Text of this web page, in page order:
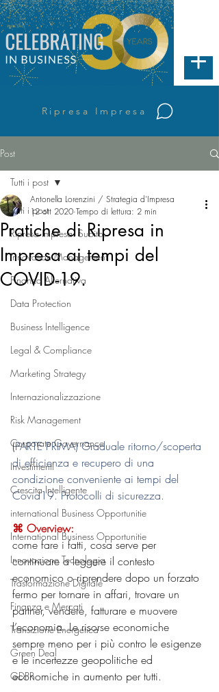
Ripresa Impresa
Post
Tutti i post
Ripresa Impresa. Subito.
Innovation Management
Finanza Alternativa
Data Protection
Business Intelligence
Legal & Compliance
Marketing Strategy
Internazionalizzazione
Risk Management
Corporate Governance
Investimenti
Crescita Intelligente
international Business Opportunitie
International Business Opportunitie
Innovazione Tecnologia
Trasformazione Digitale
Finanza e Mercati
Transizione Energetica
Green Deal
GDPR
Tutti i post
Pratiche di Ripresa in
Impresa ai tempi del
COVID-19.
Antonella Lorenzini / Strategia d'Impresa
12 ott 2020 Tempo di lettura: 2 min
(PARTE PRIMA) Graduale ritorno/scoperta
di efficienza e recupero di una
condizione conveniente ai tempi del
Covid19. Protocolli di sicurezza.
⌘ Overview:
come fare i fatti, cosa serve per
continuare a leggere il contesto
economico o riprendere dopo un forzato
fermo per tornare in affari, trovare un
partner, vendere, fatturare e muovere
l’economia. Le risorse economiche
sempre meno per i più contro le esigenze
e le incertezze geopolitiche ed
economiche in aumento per tutti.